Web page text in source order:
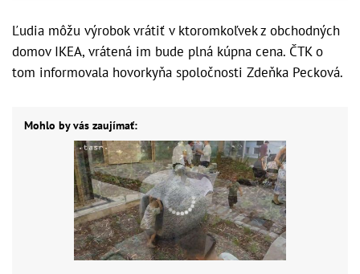
Ľudia môžu výrobok vrátiť v ktoromkoľvek z obchodných
domov IKEA, vrátená im bude plná kúpna cena. ČTK o
tom informovala hovorkyňa spoločnosti Zdeňka Pecková.
Mohlo by vás zaujímať: